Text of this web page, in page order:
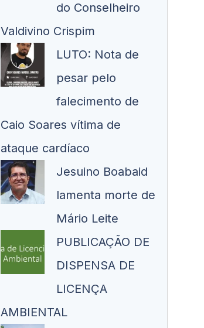
do Conselheiro
Valdivino Crispim
LUTO: Nota de
pesar pelo
falecimento de
Caio Soares vítima de
ataque cardíaco
Jesuino Boabaid
lamenta morte de
Mário Leite
PUBLICAÇÃO DE
DISPENSA DE
LICENÇA
AMBIENTAL